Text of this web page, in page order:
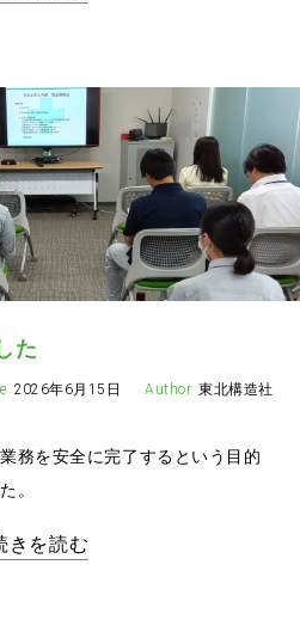
た
2026年6月15日 東北構造社
務を安全に完了するという目的
。
きを読む